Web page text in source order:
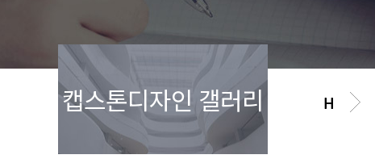
캡스톤디자인 갤러리